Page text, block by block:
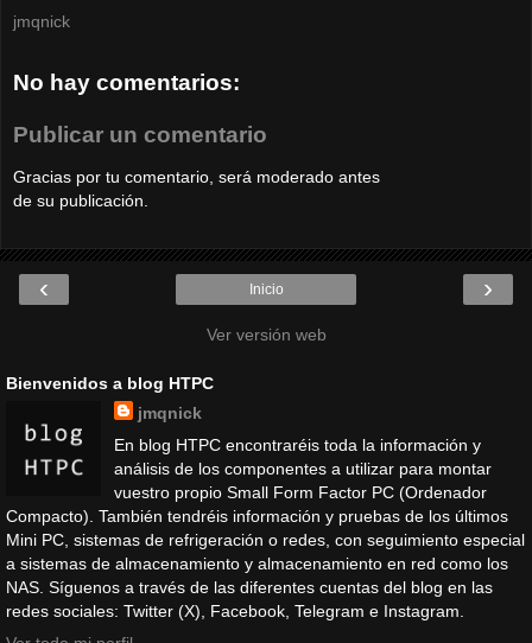
jmqnick
No hay comentarios:
Publicar un comentario
Gracias por tu comentario, será moderado antes
de su publicación.
‹ ›
Inicio
Ver versión web
Bienvenidos a blog HTPC
jmqnick
En blog HTPC encontraréis toda la información y
análisis de los componentes a utilizar para montar
vuestro propio Small Form Factor PC (Ordenador
Compacto). También tendréis información y pruebas de los últimos
Mini PC, sistemas de refrigeración o redes, con seguimiento especial
a sistemas de almacenamiento y almacenamiento en red como los
NAS. Síguenos a través de las diferentes cuentas del blog en las
redes sociales: Twitter (X), Facebook, Telegram e Instagram.